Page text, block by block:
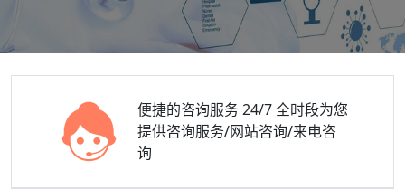
便捷的咨询服务24/7 全时段为您
提供咨询服务/网站咨询/来电咨
询